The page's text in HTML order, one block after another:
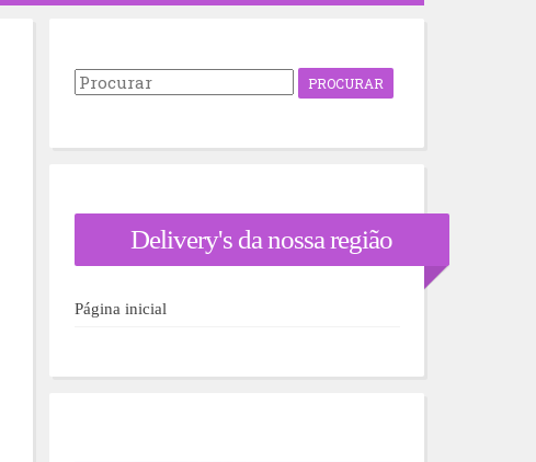
P
r
r
Delivery's da nossa região
Página inicial